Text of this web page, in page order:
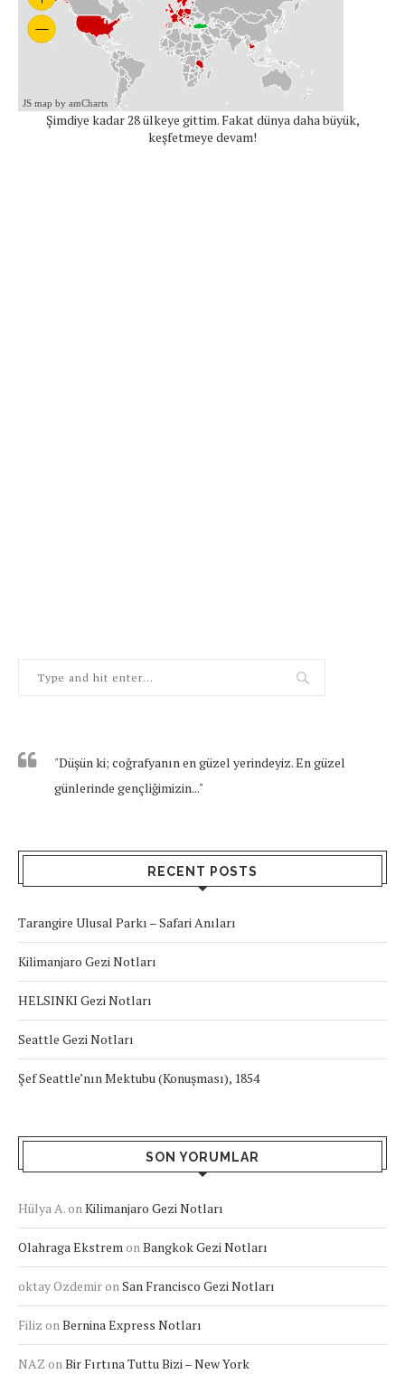
JS map by amCharts
Şimdiye kadar 28 ülkeye gittim. Fakat dünya daha büyük,
keşfetmeye devam!
"Düşün ki; coğrafyanın en güzel yerindeyiz. En güzel
günlerinde gençliğimizin..."
RECENT POSTS
Tarangire Ulusal Parkı – Safari Anıları
Kilimanjaro Gezi Notları
HELSINKI Gezi Notları
Seattle Gezi Notları
Şef Seattle’nın Mektubu (Konuşması), 1854
SON YORUMLAR
Hülya A.onKilimanjaro Gezi Notları
Olahraga EkstremonBangkok Gezi Notları
oktay OzdemironSan Francisco Gezi Notları
Filiz onBernina Express Notları
NAZ onBir Fırtına Tuttu Bizi – New York